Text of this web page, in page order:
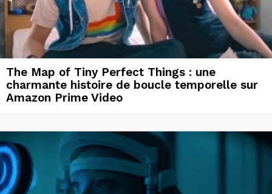
The Map of Tiny Perfect Things : une
charmante histoire de boucle temporelle sur
Amazon Prime Video